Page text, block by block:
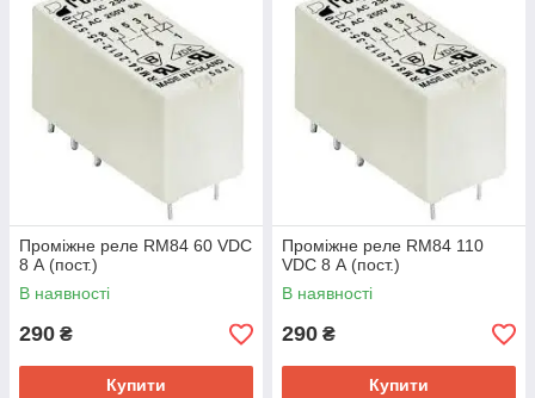
Проміжне реле RM84 60 VDC
8 А (пост.)
В наявності
290 ₴
Купити
Проміжне реле RM84 110
VDC 8 А (пост.)
В наявності
290 ₴
Купити